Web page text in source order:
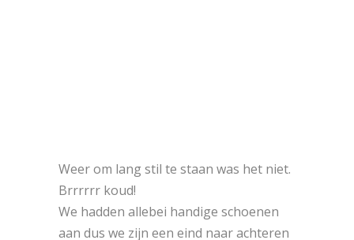
Weer om lang stil te staan was het niet.
Brrrrrr koud!
We hadden allebei handige schoenen
aan dus we zijn een eind naar achteren